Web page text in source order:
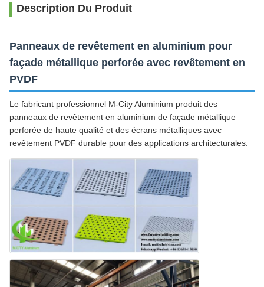
Description Du Produit
Panneaux de revêtement en aluminium pour
façade métallique perforée avec revêtement en
PVDF
Le fabricant professionnel M-City Aluminium produit des
panneaux de revêtement en aluminium de façade métallique
perforée de haute qualité et des écrans métalliques avec
revêtement PVDF durable pour des applications architecturales.